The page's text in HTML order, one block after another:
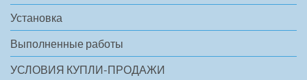
Установка
Выполненные работы
УСЛОВИЯ КУПЛИ-ПРОДАЖИ